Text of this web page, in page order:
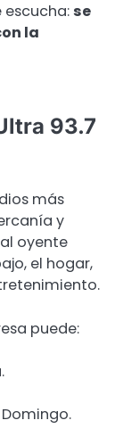
escucha: se
la
93.7
más
y
oyente
el hogar,
puede: